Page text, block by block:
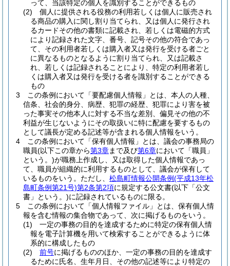
って、当該特定の個人を識別することができるもの
(2)
個人に提供される役務の利用若しくは個人に販売され
る商品の購入に関し割り当てられ、又は個人に発行され
るカードその他の書類に記載され、若しくは電磁的方式
により記録された文字、番号、記号その他の符合であっ
て、その利用者若しくは購入者又は発行を受ける者ごと
に異なるものとなるように割り当てられ、又は記載さ
れ、若しくは記録されることにより、特定の利用者若し
くは購入者又は発行を受ける者を識別することができる
もの
3
この条例において「要配慮個人情報」とは、本人の人種、
信条、社会的身分、病歴、犯罪の経歴、犯罪により害を被
った事実その他本人に対する不当な差別、偏見その他の不
利益が生じないようにその取扱いに特に配慮を要するもの
として議長が定める記述等が含まれる個人情報をいう。
4
この条例において「保有個人情報」とは、議会の事務局の
職員(以下この章から第3章まで及び第6章において「職員」
という。)が職務上作成し、又は取得した個人情報であっ
て、職員が組織的に利用するものとして、議会が保有して
いるものをいう。 ただし、 松島町情報公開条例(平成13年松
島町条例第21号)第2条第2項に規定する公文書(以下「公文
書」という。)に記録されているものに限る。
5
この条例において「個人情報ファイル」とは、保有個人情
報を含む情報の集合物であって、次に掲げるものをいう。
(1)
一定の事務の目的を達成するために特定の保有個人情
報を電子計算機を用いて検索することができるように体
系的に構成したもの
(2)
前号に掲げるもののほか、一定の事務の目的を達成す
るために氏名、生年月日、その他の記述等により特定の